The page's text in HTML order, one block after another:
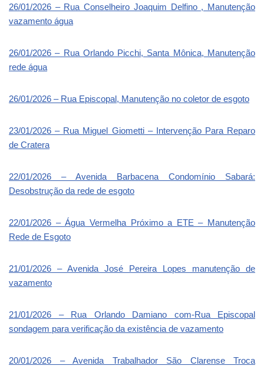
26/01/2026 – Rua Conselheiro Joaquim Delfino , Manutenção
vazamento água
26/01/2026 – Rua Orlando Picchi, Santa Mônica, Manutenção
rede água
26/01/2026 – Rua Episcopal, Manutenção no coletor de esgoto
23/01/2026 – Rua Miguel Giometti – Intervenção Para Reparo
de Cratera
22/01/2026 – Avenida Barbacena Condomínio Sabará:
Desobstrução da rede de esgoto
22/01/2026 – Água Vermelha Próximo a ETE – Manutenção
Rede de Esgoto
21/01/2026 – Avenida José Pereira Lopes manutenção de
vazamento
21/01/2026 – Rua Orlando Damiano com-Rua Episcopal
sondagem para verificação da existência de vazamento
20/01/2026 – Avenida Trabalhador São Clarense Troca